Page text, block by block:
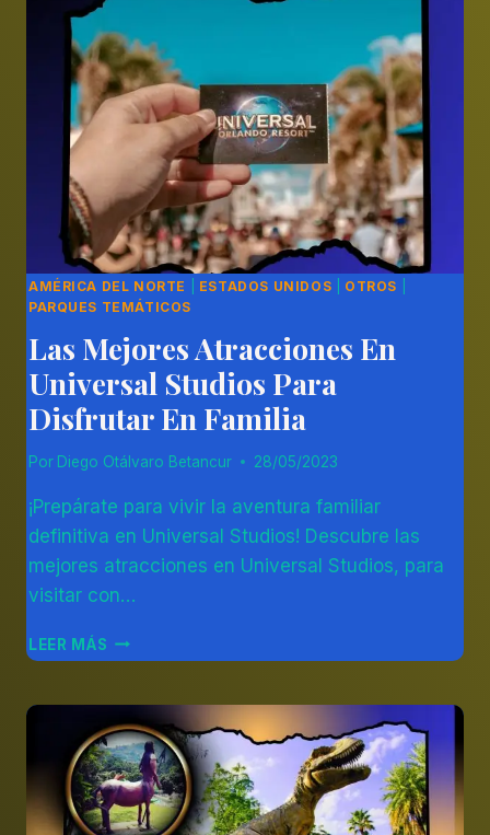
PARQUE
TEMÁTICO
DE
HARRY
POTTER
ORLANDO
AMÉRICA DEL NORTE ESTADOS UNIDOS OTROS
PARQUES TEMÁTICOS
Las Mejores Atracciones En
Universal Studios Para
Disfrutar En Familia
Por Diego Otálvaro Betancur 28/05/2023
¡Prepárate para vivir la aventura familiar
definitiva en Universal Studios! Descubre las
mejores atracciones en Universal Studios, para
visitar con…
LEER MÁS LAS
MEJORES
EN
UNIVERSAL
STUDIOS
PARA
DISFRUTAR
EN